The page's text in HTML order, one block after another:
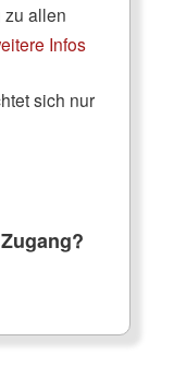
zu allen
Infos
sich nur